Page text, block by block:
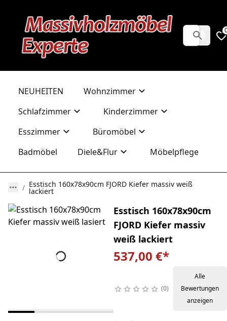
NEUHEITEN
Wohnzimmer
Schlafzimmer
Kinderzimmer
Esszimmer
Büromöbel
Badmöbel
Diele&Flur Möbelpflege
Esstisch 160x78x90cm FJORD Kiefer massiv weiß
lackiert
Esstisch 160x78x90cm
FJORD Kiefer massiv
weiß lackiert
537,00 €*
0
Alle
Bewertungen
anzeigen